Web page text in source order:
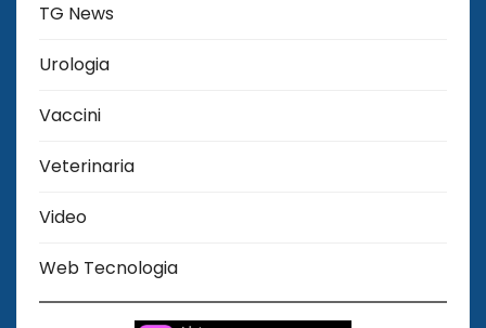
TG News
Urologia
Vaccini
Veterinaria
Video
Web Tecnologia